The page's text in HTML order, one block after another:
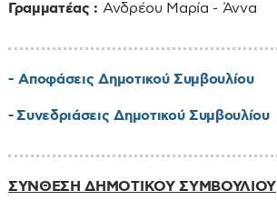
Γραμματέας : Ανδρέου Μαρία - Άννα
- Αποφάσεις Δημοτικού Συμβουλίου
-Συνεδριάσεις Δημοτικού Συμβουλίου
ΣΥΝΘΕΣΗ ΔΗΜΟΤΙΚΟΥ ΣΥΜΒΟΥΛΙΟΥ